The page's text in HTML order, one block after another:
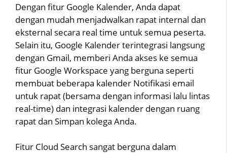
Dengan fitur Google Kalender, Anda dapat
dengan mudah menjadwalkan rapat internal dan
eksternal secara real time untuk semua peserta.
Selain itu, Google Kalender terintegrasi langsung
dengan Gmail, memberi Anda akses ke semua
fitur Google Workspace yang berguna seperti
membuat beberapa kalender Notifikasi email
untuk rapat (bersama dengan informasi lalu lintas
real-time) dan integrasi kalender dengan ruang
rapat dan Simpan kolega Anda.
Fitur Cloud Search sangat berguna dalam